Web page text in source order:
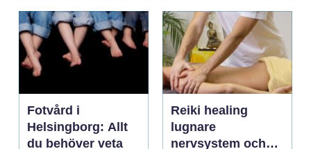
Fotvård i
Helsingborg: Allt
du behöver veta
Reiki healing
lugnare
nervsystem och